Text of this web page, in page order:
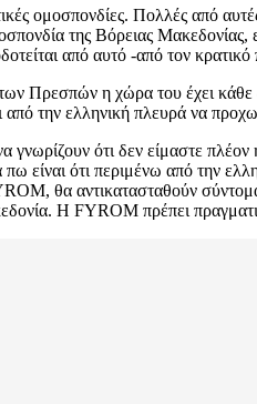
ομοσπονδίες. Πολλές από
της Βόρειας
από αυτό -από τον
Πρεσπών η χώρα του έχει κάθε
την ελληνική πλευρά να
ότι δεν είμαστε
ότι περιμένω από την
θα αντικατασταθούν
Η FYROM πρέπει